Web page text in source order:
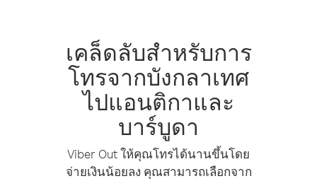
เคล็ดลับสำหรับการ
โทรจากบังกลาเทศ
ไปแอนติกาและ
บาร์บูดา
Viber Out ให้คุณโทรได้นานขึ้นโดย
จ่ายเงินน้อยลง คุณสามารถเลือกจาก